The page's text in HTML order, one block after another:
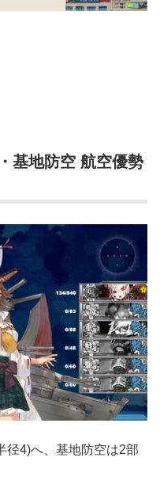
基地防空 航空優勢
径4)へ、基地防空は2部